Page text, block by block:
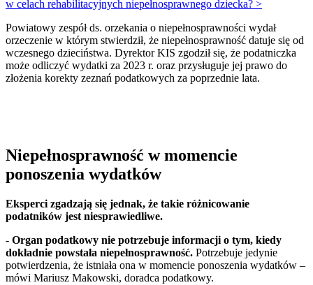
w celach rehabilitacyjnych niepełnosprawnego dziecka? >
Powiatowy zespół ds. orzekania o niepełnosprawności wydał
orzeczenie w którym stwierdził, że niepełnosprawność datuje się od
wczesnego dzieciństwa. Dyrektor KIS zgodził się, że podatniczka
może odliczyć wydatki za 2023 r. oraz przysługuje jej prawo do
złożenia korekty zeznań podatkowych za poprzednie lata.
Niepełnosprawność w momencie
ponoszenia wydatków
Eksperci zgadzają się jednak, że takie różnicowanie
podatników jest niesprawiedliwe.
- Organ podatkowy nie potrzebuje informacji o tym, kiedy
dokładnie powstała niepełnosprawność. Potrzebuje jedynie
potwierdzenia, że istniała ona w momencie ponoszenia wydatków –
mówi Mariusz Makowski, doradca podatkowy.